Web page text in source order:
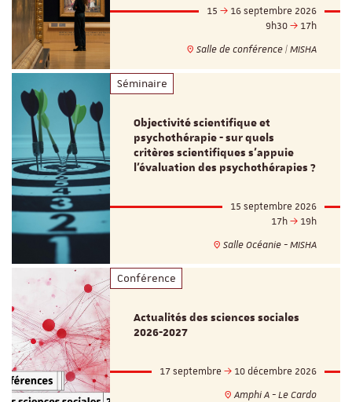
15
16 septembre 2026
9h30
17h
Salle de conférence | MISHA
Séminaire
Objectivité scientifique et
psychothérapie - sur quels
critères scientifiques s'appuie
l'évaluation des psychothérapies ?
15 septembre 2026
17h
19h
Salle Océanie - MISHA
Conférence
Actualités des sciences sociales
2026-2027
17 septembre
10 décembre 2026
Amphi A - Le Cardo